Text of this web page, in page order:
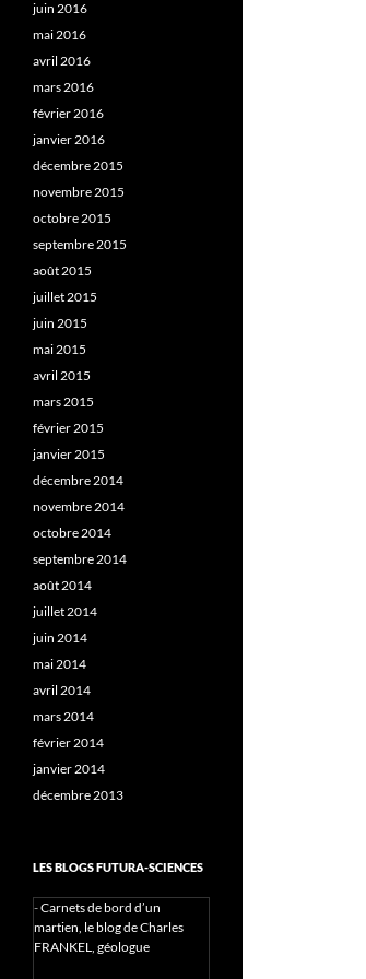
juin 2016
mai 2016
avril 2016
mars 2016
février 2016
janvier 2016
décembre 2015
novembre 2015
octobre 2015
septembre 2015
août 2015
juillet 2015
juin 2015
mai 2015
avril 2015
mars 2015
février 2015
janvier 2015
décembre 2014
novembre 2014
octobre 2014
septembre 2014
août 2014
juillet 2014
juin 2014
mai 2014
avril 2014
mars 2014
février 2014
janvier 2014
décembre 2013
LES BLOGS FUTURA-SCIENCES
-Carnets de bord d’un
martien, le blog de Charles
FRANKEL, géologue